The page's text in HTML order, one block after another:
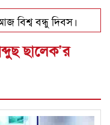
বন্ধু দিবস।
ছালেক’র